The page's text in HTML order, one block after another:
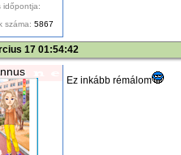
időpontja:
száma: 5867
17 01:54:42
Ez inkább rémálom